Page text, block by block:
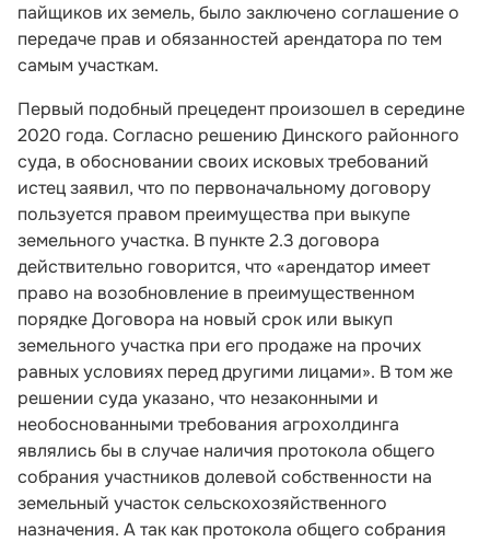
пайщиков их земель, было заключено соглашение о
передаче прав и обязанностей арендатора по тем
самым участкам.
Первый подобный прецедент произошел в середине
2020 года. Согласно решению Динского районного
суда, в обосновании своих исковых требований
истец заявил, что по первоначальному договору
пользуется правом преимущества при выкупе
земельного участка. В пункте 2.3 договора
действительно говорится, что «арендатор имеет
право на возобновление в преимущественном
порядке Договора на новый срок или выкуп
земельного участка при его продаже на прочих
равных условиях перед другими лицами». В том же
решении суда указано, что незаконными и
необоснованными требования агрохолдинга
являлись бы в случае наличия протокола общего
собрания участников долевой собственности на
земельный участок сельскохозяйственного
назначения. А так как протокола общего собрания